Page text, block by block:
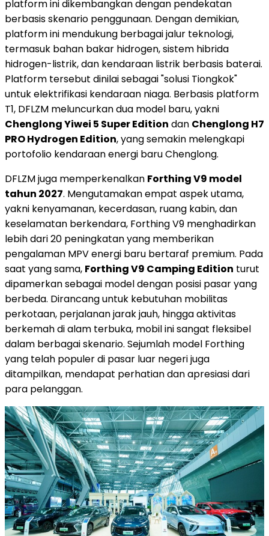
platform ini dikembangkan dengan pendekatan
berbasis skenario penggunaan. Dengan demikian,
platform ini mendukung berbagai jalur teknologi,
termasuk bahan bakar hidrogen, sistem hibrida
hidrogen-listrik, dan kendaraan listrik berbasis baterai.
Platform tersebut dinilai sebagai "solusi Tiongkok"
untuk elektrifikasi kendaraan niaga. Berbasis platform
T1, DFLZM meluncurkan dua model baru, yakni
Chenglong Yiwei 5 Super Edition dan Chenglong H7
PRO Hydrogen Edition, yang semakin melengkapi
portofolio kendaraan energi baru Chenglong.
DFLZM juga memperkenalkan Forthing V9 model
tahun 2027. Mengutamakan empat aspek utama,
yakni kenyamanan, kecerdasan, ruang kabin, dan
keselamatan berkendara, Forthing V9 menghadirkan
lebih dari 20 peningkatan yang memberikan
pengalaman MPV energi baru bertaraf premium. Pada
saat yang sama, Forthing V9 Camping Edition turut
dipamerkan sebagai model dengan posisi pasar yang
berbeda. Dirancang untuk kebutuhan mobilitas
perkotaan, perjalanan jarak jauh, hingga aktivitas
berkemah di alam terbuka, mobil ini sangat fleksibel
dalam berbagai skenario. Sejumlah model Forthing
yang telah populer di pasar luar negeri juga
ditampilkan, mendapat perhatian dan apresiasi dari
para pelanggan.